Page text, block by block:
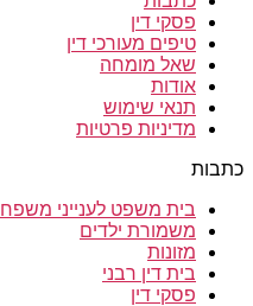
פסקי דין
טיפים מעורכי דין
שאל מומחה
אודות
תנאי שימוש
מדיניות פרטיות
בית משפט לענייני משפחה
משמורת ילדים
מזונות
בית דין רבני
פסקי דין